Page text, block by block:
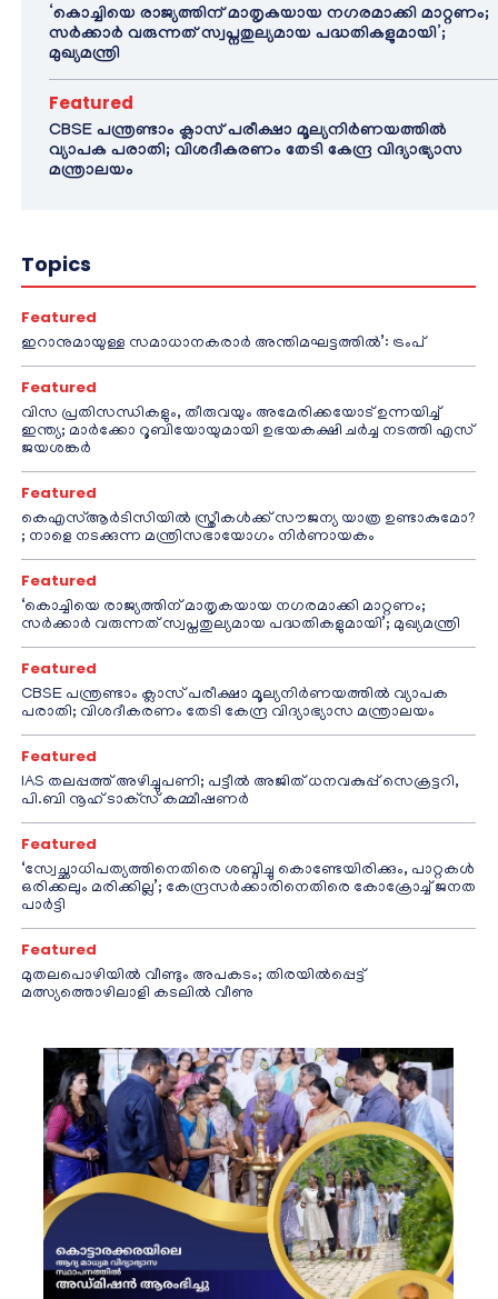
‘കൊച്ചിയെ രാജ്യത്തിന് മാതൃകയായ നഗരമാക്കി മാറ്റണം;
സർക്കാർ വരുന്നത് സ്വപ്നതുല്യമായ പദ്ധതികളുമായി’;
മുഖ്യമന്ത്രി
Featured
CBSE പന്ത്രണ്ടാം ക്ലാസ് പരീക്ഷാ മൂല്യനിർണയത്തിൽ
വ്യാപക പരാതി; വിശദീകരണം തേടി കേന്ദ്ര വിദ്യാഭ്യാസ
മന്ത്രാലയം
Topics
Featured
ഇറാനുമായുള്ള സമാധാനകരാർ അന്തിമഘട്ടത്തിൽ‌’: ട്രംപ്
Featured
വിസ പ്രതിസന്ധികളും, തീരുവയും അമേരിക്കയോട് ഉന്നയിച്ച്
ഇന്ത്യ; മാർക്കോ റൂബിയോയുമായി ഉഭയകക്ഷി ചർച്ച നടത്തി എസ്
ജയശങ്കർ
Featured
കെഎസ്ആർടിസിയിൽ സ്ത്രീകൾക്ക് സൗജന്യ യാത്ര ഉണ്ടാകുമോ?
; നാളെ നടക്കുന്ന മന്ത്രിസഭായോഗം നിർണായകം
Featured
‘കൊച്ചിയെ രാജ്യത്തിന് മാതൃകയായ നഗരമാക്കി മാറ്റണം;
സർക്കാർ വരുന്നത് സ്വപ്നതുല്യമായ പദ്ധതികളുമായി’; മുഖ്യമന്ത്രി
Featured
CBSE പന്ത്രണ്ടാം ക്ലാസ് പരീക്ഷാ മൂല്യനിർണയത്തിൽ വ്യാപക
പരാതി; വിശദീകരണം തേടി കേന്ദ്ര വിദ്യാഭ്യാസ മന്ത്രാലയം
Featured
IAS തലപ്പത്ത് അഴിച്ചുപണി; പട്ടീല്‍ അജിത് ധനവകുപ്പ് സെക്രട്ടറി,
പി.ബി നൂഹ് ടാക്‌സ് കമ്മീഷണര്‍
Featured
‘സ്വേച്ഛാധിപത്യത്തിനെതിരെ ശബ്ദിച്ചു കൊണ്ടേയിരിക്കും, പാറ്റകൾ
ഒരിക്കലും മരിക്കില്ല’; കേന്ദ്രസർക്കാരിനെതിരെ കോക്രോച്ച് ജനത
പാർട്ടി
Featured
മുതലപൊഴിയിൽ വീണ്ടും അപകടം; തിരയിൽപ്പെട്ട്
മത്സ്യത്തൊഴിലാളി കടലിൽ വീണു